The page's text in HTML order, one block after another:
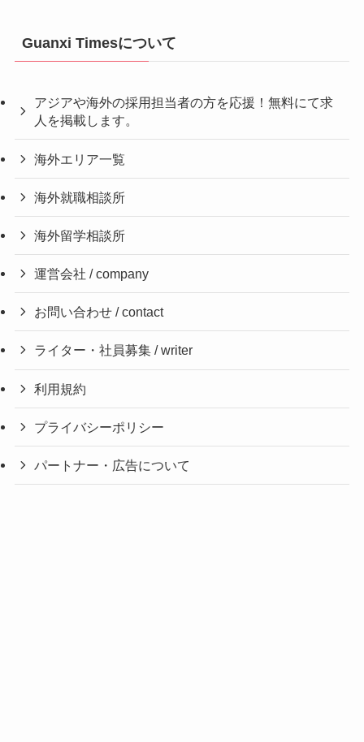
Guanxi Timesについて
アジアや海外の採用担当者の方を応援！無料にて求
人を掲載します。
海外エリア一覧
海外就職相談所
海外留学相談所
運営会社 / company
お問い合わせ / contact
ライター・社員募集 / writer
利用規約
プライバシーポリシー
パートナー・広告について